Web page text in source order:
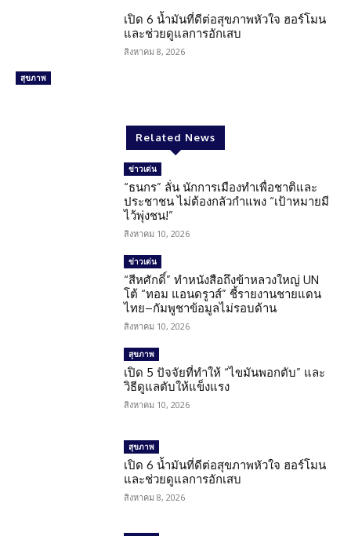
สุขภาพ
เปิด 6 น้ำมันที่ดีต่อสุขภาพหัวใจ ฮอร์โมน
และช่วยดูแลการอักเสบ
สิงหาคม 8, 2026
Related News
ข่าวเด่น
“ธนกร” ลั่น นักการเมืองทำเพื่อชาติและ
ประชาชน ไม่ต้องกลัวกำแพง “เป้าหมายมี
ไว้พุ่งชน!”
สิงหาคม 10, 2026
ข่าวเด่น
“สีหศักดิ์” ทำหนังสือถึงข้าหลวงใหญ่ UN
โต้ “ทอม แอนดรูวส์” ชี้รายงานชายแดน
ไทย–กัมพูชาข้อมูลไม่รอบด้าน
สิงหาคม 10, 2026
สุขภาพ
เปิด 5 ปัจจัยที่ทำให้ “ไขมันพอกตับ” และ
วิธีดูแลตับให้แข็งแรง
สิงหาคม 10, 2026
สุขภาพ
เปิด 6 น้ำมันที่ดีต่อสุขภาพหัวใจ ฮอร์โมน
และช่วยดูแลการอักเสบ
สิงหาคม 8, 2026